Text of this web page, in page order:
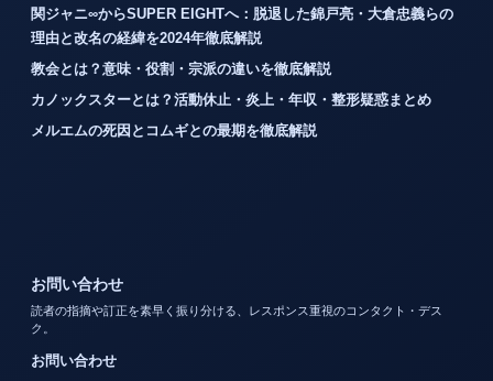
関ジャニ∞からSUPER EIGHTへ：脱退した錦戸亮・大倉忠義らの
理由と改名の経緯を2024年徹底解説
教会とは？意味・役割・宗派の違いを徹底解説
カノックスターとは？活動休止・炎上・年収・整形疑惑まとめ
メルエムの死因とコムギとの最期を徹底解説
お問い合わせ
読者の指摘や訂正を素早く振り分ける、レスポンス重視のコンタクト・デス
ク。
お問い合わせ